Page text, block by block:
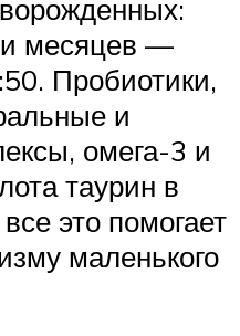
месяцев —
Пробиотики,
и
омега-3 и
таурин в
это помогает
маленького